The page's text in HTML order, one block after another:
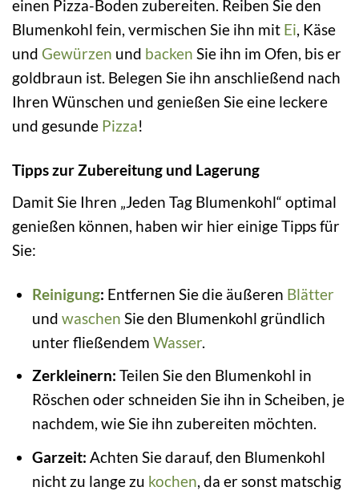
einen Pizza-Boden zubereiten. Reiben Sie den
Blumenkohl fein, vermischen Sie ihn mit Ei, Käse
und Gewürzen und backen Sie ihn im Ofen, bis er
goldbraun ist. Belegen Sie ihn anschließend nach
Ihren Wünschen und genießen Sie eine leckere
und gesunde Pizza!
Tipps zur Zubereitung und Lagerung
Damit Sie Ihren „Jeden Tag Blumenkohl“ optimal
genießen können, haben wir hier einige Tipps für
Sie:
Reinigung: Entfernen Sie die äußeren Blätter
und waschen Sie den Blumenkohl gründlich
unter fließendem Wasser.
Zerkleinern: Teilen Sie den Blumenkohl in
Röschen oder schneiden Sie ihn in Scheiben, je
nachdem, wie Sie ihn zubereiten möchten.
Garzeit: Achten Sie darauf, den Blumenkohl
nicht zu lange zu kochen, da er sonst matschig